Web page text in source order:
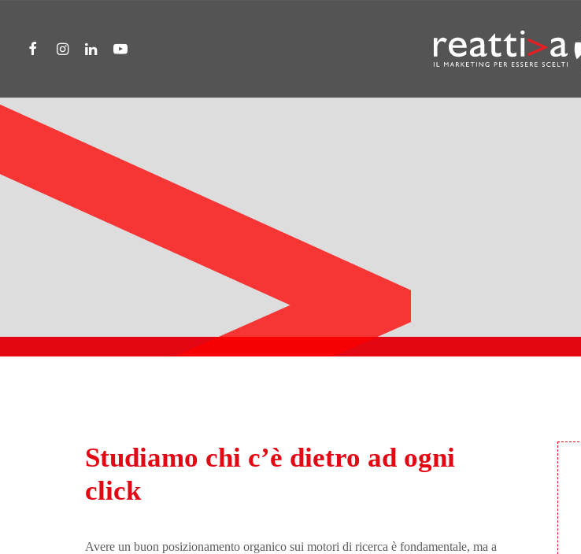
Studiamo chi c’è dietro ad ogni
click
Avere un buon posizionamento organico sui motori di ricerca è fondamentale, ma a